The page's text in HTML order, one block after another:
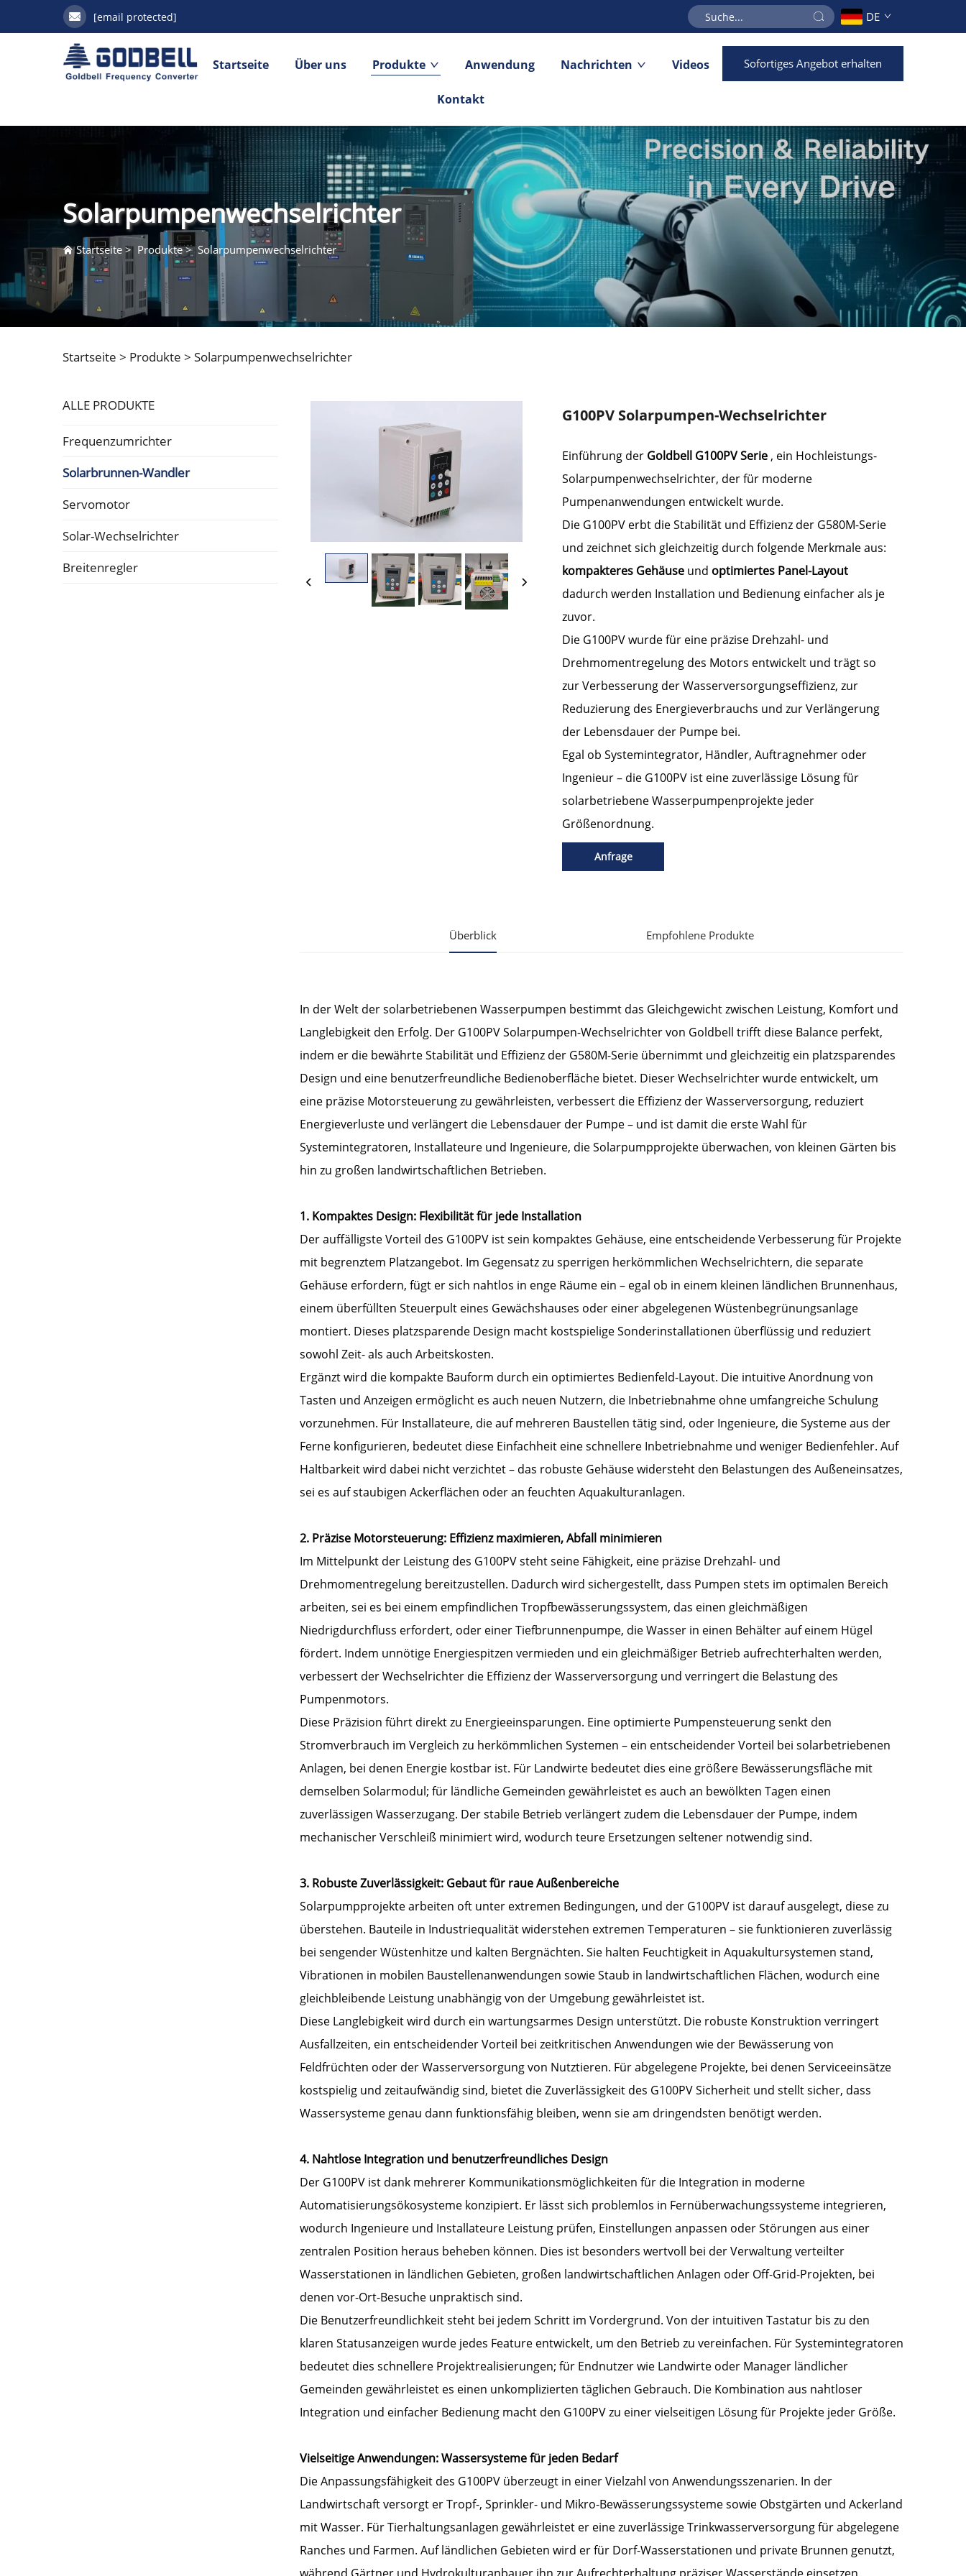
[email protected] DE
Startseite Über uns Produkte Anwendung Nachrichten Videos
Kontakt
Sofortiges Angebot erhalten
Solarpumpenwechselrichter
Startseite > Produkte> Solarpumpenwechselrichter
Startseite > Produkte > Solarpumpenwechselrichter
ALLE PRODUKTE
Frequenzumrichter
Solarbrunnen-Wandler
Servomotor
Solar-Wechselrichter
Breitenregler
G100PV Solarpumpen-Wechselrichter
Einführung der Goldbell G100PVSerie , ein Hochleistungs-
Solarpumpenwechselrichter, der für moderne
Pumpenanwendungen entwickelt wurde.
Die G100PV erbt die Stabilität und Effizienz der G580M-Serie
und zeichnet sich gleichzeitig durch folgende Merkmale aus:
kompakteres Gehäuse und optimiertes Panel-Layout
dadurch werden Installation und Bedienung einfacher als je
zuvor.
Die G100PV wurde für eine präzise Drehzahl- und
Drehmomentregelung des Motors entwickelt und trägt so
zur Verbesserung der Wasserversorgungseffizienz, zur
Reduzierung des Energieverbrauchs und zur Verlängerung
der Lebensdauer der Pumpe bei.
Egal ob Systemintegrator, Händler, Auftragnehmer oder
Ingenieur – die G100PV ist eine zuverlässige Lösung für
solarbetriebene Wasserpumpenprojekte jeder
Größenordnung.
Anfrage
Überblick Empfohlene Produkte
In der Welt der solarbetriebenen Wasserpumpen bestimmt das Gleichgewicht zwischen Leistung, Komfort und
Langlebigkeit den Erfolg. Der G100PV Solarpumpen-Wechselrichter von Goldbell trifft diese Balance perfekt,
indem er die bewährte Stabilität und Effizienz der G580M-Serie übernimmt und gleichzeitig ein platzsparendes
Design und eine benutzerfreundliche Bedienoberfläche bietet. Dieser Wechselrichter wurde entwickelt, um
eine präzise Motorsteuerung zu gewährleisten, verbessert die Effizienz der Wasserversorgung, reduziert
Energieverluste und verlängert die Lebensdauer der Pumpe – und ist damit die erste Wahl für
Systemintegratoren, Installateure und Ingenieure, die Solarpumpprojekte überwachen, von kleinen Gärten bis
hin zu großen landwirtschaftlichen Betrieben.
1. Kompaktes Design: Flexibilität für jede Installation
Der auffälligste Vorteil des G100PV ist sein kompaktes Gehäuse, eine entscheidende Verbesserung für Projekte
mit begrenztem Platzangebot. Im Gegensatz zu sperrigen herkömmlichen Wechselrichtern, die separate
Gehäuse erfordern, fügt er sich nahtlos in enge Räume ein – egal ob in einem kleinen ländlichen Brunnenhaus,
einem überfüllten Steuerpult eines Gewächshauses oder einer abgelegenen Wüstenbegrünungsanlage
montiert. Dieses platzsparende Design macht kostspielige Sonderinstallationen überflüssig und reduziert
sowohl Zeit- als auch Arbeitskosten.
Ergänzt wird die kompakte Bauform durch ein optimiertes Bedienfeld-Layout. Die intuitive Anordnung von
Tasten und Anzeigen ermöglicht es auch neuen Nutzern, die Inbetriebnahme ohne umfangreiche Schulung
vorzunehmen. Für Installateure, die auf mehreren Baustellen tätig sind, oder Ingenieure, die Systeme aus der
Ferne konfigurieren, bedeutet diese Einfachheit eine schnellere Inbetriebnahme und weniger Bedienfehler. Auf
Haltbarkeit wird dabei nicht verzichtet – das robuste Gehäuse widersteht den Belastungen des Außeneinsatzes,
sei es auf staubigen Ackerflächen oder an feuchten Aquakulturanlagen.
2. Präzise Motorsteuerung: Effizienz maximieren, Abfall minimieren
Im Mittelpunkt der Leistung des G100PV steht seine Fähigkeit, eine präzise Drehzahl- und
Drehmomentregelung bereitzustellen. Dadurch wird sichergestellt, dass Pumpen stets im optimalen Bereich
arbeiten, sei es bei einem empfindlichen Tropfbewässerungssystem, das einen gleichmäßigen
Niedrigdurchfluss erfordert, oder einer Tiefbrunnenpumpe, die Wasser in einen Behälter auf einem Hügel
fördert. Indem unnötige Energiespitzen vermieden und ein gleichmäßiger Betrieb aufrechterhalten werden,
verbessert der Wechselrichter die Effizienz der Wasserversorgung und verringert die Belastung des
Pumpenmotors.
Diese Präzision führt direkt zu Energieeinsparungen. Eine optimierte Pumpensteuerung senkt den
Stromverbrauch im Vergleich zu herkömmlichen Systemen – ein entscheidender Vorteil bei solarbetriebenen
Anlagen, bei denen Energie kostbar ist. Für Landwirte bedeutet dies eine größere Bewässerungsfläche mit
demselben Solarmodul; für ländliche Gemeinden gewährleistet es auch an bewölkten Tagen einen
zuverlässigen Wasserzugang. Der stabile Betrieb verlängert zudem die Lebensdauer der Pumpe, indem
mechanischer Verschleiß minimiert wird, wodurch teure Ersetzungen seltener notwendig sind.
3. Robuste Zuverlässigkeit: Gebaut für raue Außenbereiche
Solarpumpprojekte arbeiten oft unter extremen Bedingungen, und der G100PV ist darauf ausgelegt, diese zu
überstehen. Bauteile in Industriequalität widerstehen extremen Temperaturen – sie funktionieren zuverlässig
bei sengender Wüstenhitze und kalten Bergnächten. Sie halten Feuchtigkeit in Aquakultursystemen stand,
Vibrationen in mobilen Baustellenanwendungen sowie Staub in landwirtschaftlichen Flächen, wodurch eine
gleichbleibende Leistung unabhängig von der Umgebung gewährleistet ist.
Diese Langlebigkeit wird durch ein wartungsarmes Design unterstützt. Die robuste Konstruktion verringert
Ausfallzeiten, ein entscheidender Vorteil bei zeitkritischen Anwendungen wie der Bewässerung von
Feldfrüchten oder der Wasserversorgung von Nutztieren. Für abgelegene Projekte, bei denen Serviceeinsätze
kostspielig und zeitaufwändig sind, bietet die Zuverlässigkeit des G100PV Sicherheit und stellt sicher, dass
Wassersysteme genau dann funktionsfähig bleiben, wenn sie am dringendsten benötigt werden.
4. Nahtlose Integration und benutzerfreundliches Design
Der G100PV ist dank mehrerer Kommunikationsmöglichkeiten für die Integration in moderne
Automatisierungsökosysteme konzipiert. Er lässt sich problemlos in Fernüberwachungssysteme integrieren,
wodurch Ingenieure und Installateure Leistung prüfen, Einstellungen anpassen oder Störungen aus einer
zentralen Position heraus beheben können. Dies ist besonders wertvoll bei der Verwaltung verteilter
Wasserstationen in ländlichen Gebieten, großen landwirtschaftlichen Anlagen oder Off-Grid-Projekten, bei
denen vor-Ort-Besuche unpraktisch sind.
Die Benutzerfreundlichkeit steht bei jedem Schritt im Vordergrund. Von der intuitiven Tastatur bis zu den
klaren Statusanzeigen wurde jedes Feature entwickelt, um den Betrieb zu vereinfachen. Für Systemintegratoren
bedeutet dies schnellere Projektrealisierungen; für Endnutzer wie Landwirte oder Manager ländlicher
Gemeinden gewährleistet es einen unkomplizierten täglichen Gebrauch. Die Kombination aus nahtloser
Integration und einfacher Bedienung macht den G100PV zu einer vielseitigen Lösung für Projekte jeder Größe.
Vielseitige Anwendungen: Wassersysteme für jeden Bedarf
Die Anpassungsfähigkeit des G100PV überzeugt in einer Vielzahl von Anwendungsszenarien. In der
Landwirtschaft versorgt er Tropf-, Sprinkler- und Mikro-Bewässerungssysteme sowie Obstgärten und Ackerland
mit Wasser. Für Tierhaltungsanlagen gewährleistet er eine zuverlässige Trinkwasserversorgung für abgelegene
Ranches und Farmen. Auf ländlichen Gebieten wird er für Dorf-Wasserstationen und private Brunnen genutzt,